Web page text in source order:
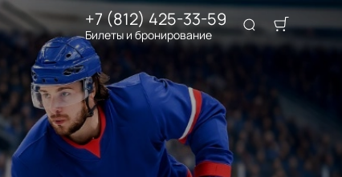
+7 (812) 425-33-59
Билеты и бронирование